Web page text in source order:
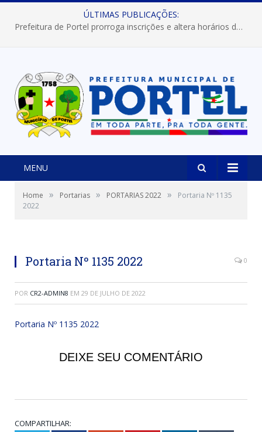
ÚLTIMAS PUBLICAÇÕES:
Prefeitura de Portel prorroga inscrições e altera horários dos concursos “Musa” e “Miss Mix Verão 2026”
MENU
Home » Portarias » PORTARIAS 2022 »
Portaria Nº 1135
2022
Portaria Nº 1135 2022 0
POR CR2-ADMIN8 EM 29 DE JULHO DE 2022
Portaria Nº 1135 2022
DEIXE SEU COMENTÁRIO
COMPARTILHAR: